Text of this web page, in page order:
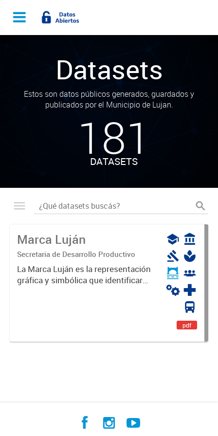
Datasets
Estos son datos públicos generados, guardados y
publicados por el Municipio de Lujan.
181
DATASETS
Marca Luján
Secretaria de Desarrollo Productivo
La Marca Luján es la representación
gráfica y simbólica que identificará
pdf